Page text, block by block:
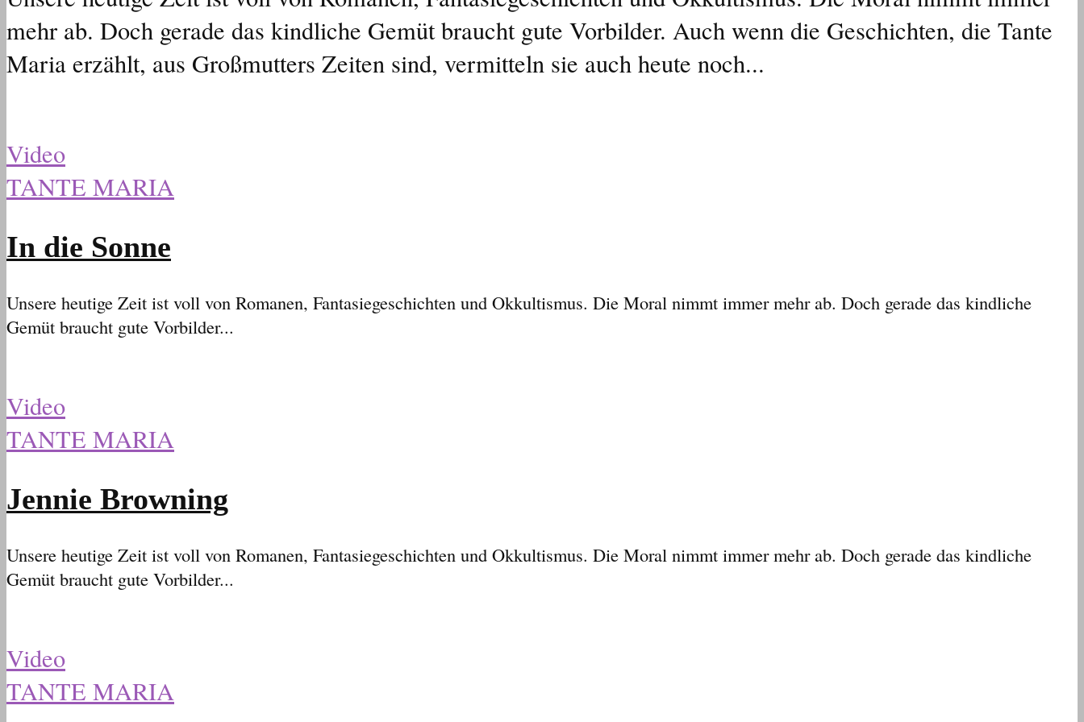
mehr ab. Doch gerade das kindliche Gemüt braucht gute Vorbilder. Auch wenn die Geschichten, die Tante
Maria erzählt, aus Großmutters Zeiten sind, vermitteln sie auch heute noch...
Video
TANTE MARIA
In die Sonne
Unsere heutige Zeit ist voll von Romanen, Fantasiegeschichten und Okkultismus. Die Moral nimmt immer mehr ab. Doch gerade das kindliche
Gemüt braucht gute Vorbilder...
Video
TANTE MARIA
Jennie Browning
Unsere heutige Zeit ist voll von Romanen, Fantasiegeschichten und Okkultismus. Die Moral nimmt immer mehr ab. Doch gerade das kindliche
Gemüt braucht gute Vorbilder...
Video
TANTE MARIA